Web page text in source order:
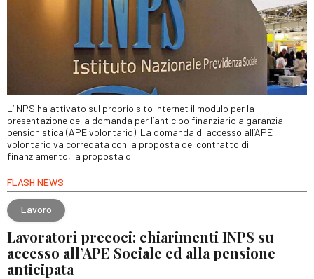
L’INPS ha attivato sul proprio sito internet il modulo per la
presentazione della domanda per l’anticipo finanziario a garanzia
pensionistica (APE volontario). La domanda di accesso all’APE
volontario va corredata con la proposta del contratto di
finanziamento, la proposta di
FLASH NEWS
Lavoro
Lavoratori precoci: chiarimenti INPS su
accesso all’APE Sociale ed alla pensione
anticipata